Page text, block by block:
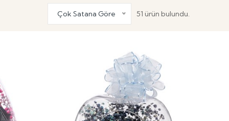
Çok Satana Göre 51 ürün bulundu.